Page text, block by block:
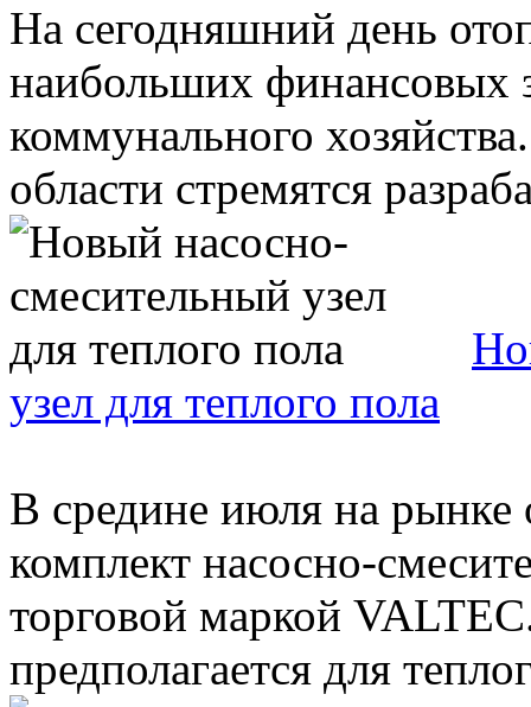
На сегодняшний день
наибольших финансовых
коммунального
области стремятся
узел для теплого пола
В средине июля на рынке
комплект насосно-
торговой маркой
предполагается для